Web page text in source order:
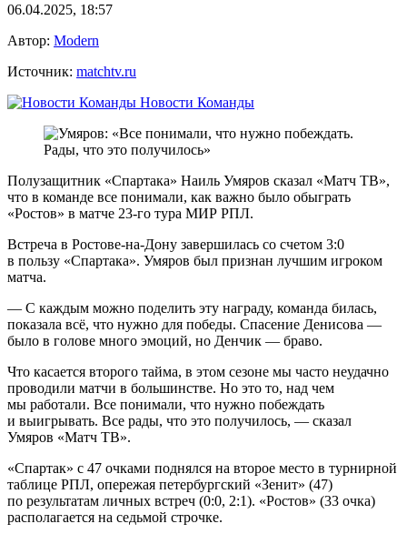
06.04.2025, 18:57
Автор: Modern
Источник: matchtv.ru
Новости Команды
Полузащитник «Спартака» Наиль Умяров сказал «Матч ТВ»,
что в команде все понимали, как важно было обыграть
«Ростов» в матче 23‑го тура МИР РПЛ.
Встреча в Ростове‑на‑Дону завершилась со счетом 3:0
в пользу «Спартака». Умяров был признан лучшим игроком
матча.
— С каждым можно поделить эту награду, команда билась,
показала всё, что нужно для победы. Спасение Денисова —
было в голове много эмоций, но Денчик — браво.
Что касается второго тайма, в этом сезоне мы часто неудачно
проводили матчи в большинстве. Но это то, над чем
мы работали. Все понимали, что нужно побеждать
и выигрывать. Все рады, что это получилось, — сказал
Умяров «Матч ТВ».
«Спартак» с 47 очками поднялся на второе место в турнирной
таблице РПЛ, опережая петербургский «Зенит» (47)
по результатам личных встреч (0:0, 2:1). «Ростов» (33 очка)
располагается на седьмой строчке.